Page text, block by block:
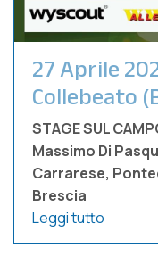
27 Aprile
Collebeato
STAGE SUL
Massimo Di
Carrarese,
Brescia
Leggi tutto